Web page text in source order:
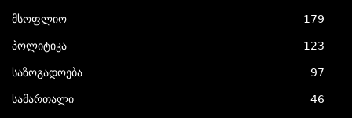
მსოფლიო 179
პოლიტიკა 123
საზოგადოება 97
სამართალი 46